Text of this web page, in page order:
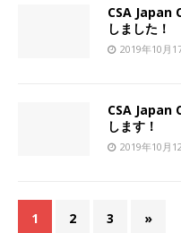
CSA Japan
しました！
2019年10月
CSA Japan
します！
2019年10月
1 2 3 »